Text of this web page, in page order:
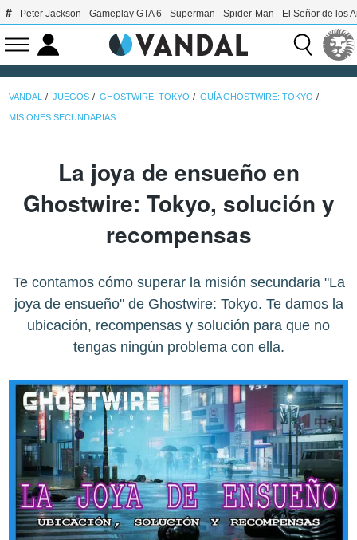
Peter Jackson Gameplay GTA 6 Superman Spider-Man El Señor de los
VANDAL JUEGOS GHOSTWIRE: TOKYO GUÍA GHOSTWIRE: TOKYO
MISIONES SECUNDARIAS
La joya de ensueño en
Ghostwire: Tokyo, solución y
recompensas
Te contamos cómo superar la misión secundaria "La
joya de ensueño" de Ghostwire: Tokyo. Te damos la
ubicación, recompensas y solución para que no
tengas ningún problema con ella.